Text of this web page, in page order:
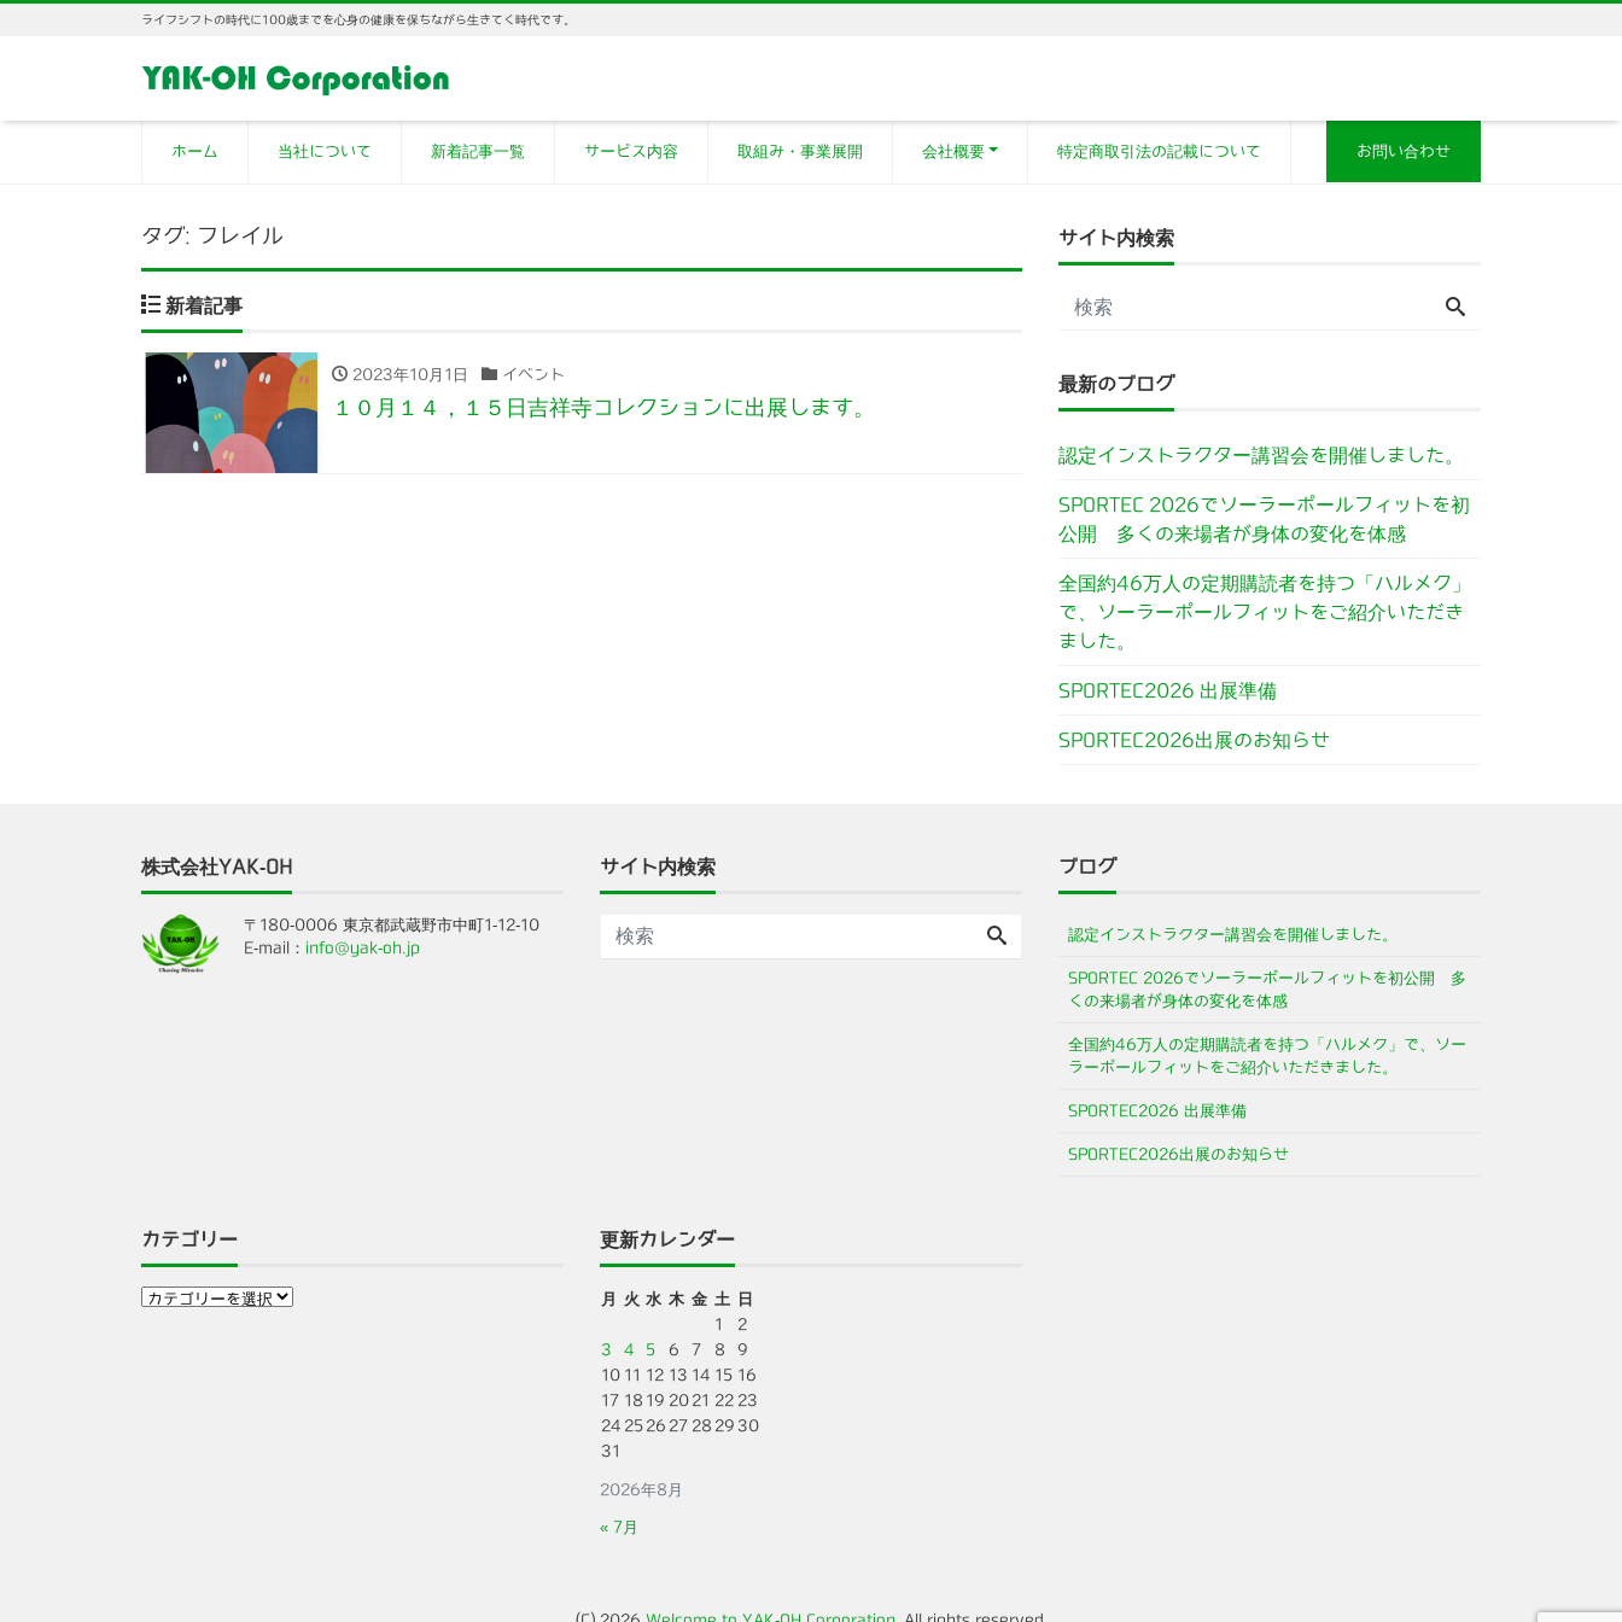
ライフシフトの時代に100歳までを心身の健康を保ちながら生きてく時代です。
ホーム 当社について 新着記事一覧 サービス内容 取組み・事業展開 会社概要 特定商取引法の記載について お問い合わせ
タグ: フレイル
新着記事
2023年10月1日 イベント
１０月１４，１５日吉祥寺コレクションに出展します。
サイト内検索
最新のブログ
認定インストラクター講習会を開催しました。
SPORTEC 2026でソーラーポールフィットを初
公開 多くの来場者が身体の変化を体感
全国約46万人の定期購読者を持つ「ハルメク」
で、ソーラーポールフィットをご紹介いただき
ました。
SPORTEC2026 出展準備
SPORTEC2026出展のお知らせ
株式会社YAK-OH
〒180-0006 東京都武蔵野市中町1-12-10
E-mail： info@yak-oh.jp
サイト内検索 ブログ
認定インストラクター講習会を開催しました。
SPORTEC 2026でソーラーポールフィットを初公開 多
くの来場者が身体の変化を体感
全国約46万人の定期購読者を持つ「ハルメク」で、ソー
ラーポールフィットをご紹介いただきました。
SPORTEC2026 出展準備
SPORTEC2026出展のお知らせ
カテゴリー 更新カレンダー
2026年8月
月 火 水 木 金 土
日
1
2
3
4 5 6 7 8
9
10 11 12 13 14 15 16
17 18 19 20 21 22 23
24 25 26 27 28 29 30
31
« 7月